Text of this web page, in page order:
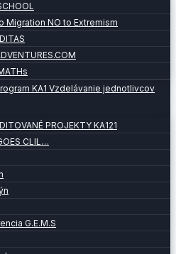
Migration NO to Extremism
KA1 Vzdelávanie jednotlivcov
PROJEKTY KA121
CLIL…
G.E.M.S